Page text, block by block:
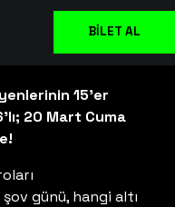
BİLET AL
15’er
20 Mart Cuma
günü, hangi altı